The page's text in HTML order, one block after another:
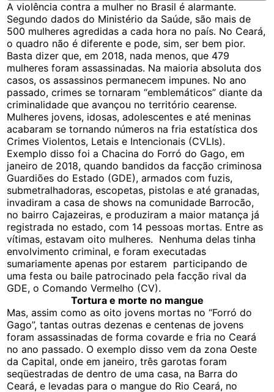
A violência contra a mulher no Brasil é alarmante.
Segundo dados do Ministério da Saúde, são mais de
500 mulheres agredidas a cada hora no país. No Ceará,
o quadro não é diferente e pode, sim, ser bem pior.
Basta dizer que, em 2018, nada menos, que 479
mulheres foram assassinadas. Na maioria absoluta dos
casos, os assassinos permanecem impunes. No ano
passado, crimes se tornaram “emblemáticos” diante da
criminalidade que avançou no território cearense.
Mulheres jovens, idosas, adolescentes e até meninas
acabaram se tornando números na fria estatística dos
Crimes Violentos, Letais e Intencionais (CVLIs).
Exemplo disso foi a Chacina do Forró do Gago, em
janeiro de 2018, quando bandidos da facção criminosa
Guardiões do Estado (GDE), armados com fuzis,
submetralhadoras, escopetas, pistolas e até granadas,
invadiram a casa de shows na comunidade Barrocão,
no bairro Cajazeiras, e produziram a maior matança já
registrada no estado, com 14 pessoas mortas. Entre as
vítimas, estavam oito mulheres. Nenhuma delas tinha
envolvimento criminal, e foram executadas
sumariamente apenas por estarem participando de
uma festa ou baile patrocinado pela facção rival da
GDE, o Comando Vermelho (CV).
Tortura e morte no mangue
Mas, assim como as oito jovens mortas no “Forró do
Gago”, tantas outras dezenas e centenas de jovens
foram assassinadas de forma covarde e fria no Ceará
no ano passado. O exemplo disso vem da zona Oeste
da Capital, onde em janeiro, três garotas foram
seqüestradas de dentro de uma casa, na Barra do
Ceará, e levadas para o mangue do Rio Ceará, no